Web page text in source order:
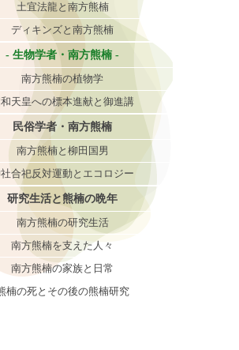
土宜法龍と南方熊楠
ディキンズと南方熊楠
生物学者・南方熊楠
南方熊楠の植物学
天皇への標本進献と御進講
民俗学者・南方熊楠
南方熊楠と柳田国男
合祀反対運動とエコロジー
研究生活と熊楠の晩年
南方熊楠の研究生活
南方熊楠を支えた人々
南方熊楠の家族と日常
楠の死とその後の熊楠研究